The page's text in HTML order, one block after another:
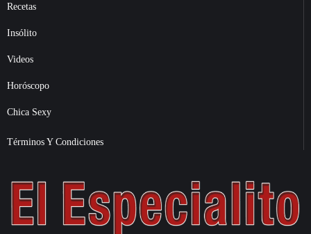
Recetas
Insólito
Videos
Horóscopo
Chica Sexy
Términos Y Condiciones